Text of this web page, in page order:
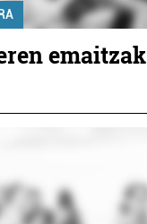
emaitzak